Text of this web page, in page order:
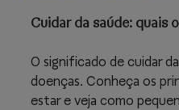
Cuidar da saúde: quais
O significado de cuidar
doenças. Conheça os
estar e veja como